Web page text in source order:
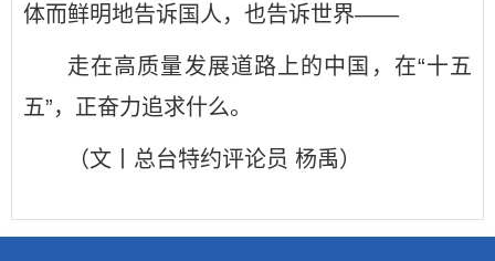
体而鲜明地告诉国人，也告诉世界——
走在高质量发展道路上的中国，在“十五
五”，正奋力追求什么。
（文丨总台特约评论员 杨禹）